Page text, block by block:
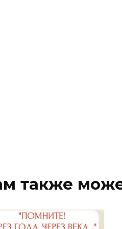
также